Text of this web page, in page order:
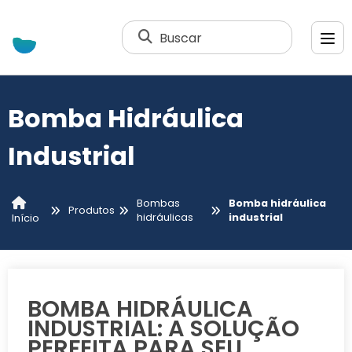
Buscar
Bomba Hidráulica
Industrial
Início
Produtos
Bombas
hidráulicas
Bomba hidráulica
industrial
BOMBA HIDRÁULICA
INDUSTRIAL: A SOLUÇÃO